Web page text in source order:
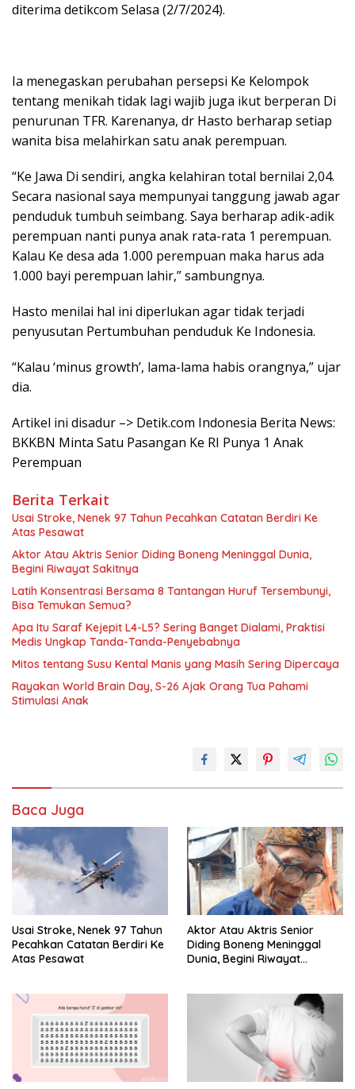
diterima detikcom Selasa (2/7/2024).
Ia menegaskan perubahan persepsi Ke Kelompok
tentang menikah tidak lagi wajib juga ikut berperan Di
penurunan TFR. Karenanya, dr Hasto berharap setiap
wanita bisa melahirkan satu anak perempuan.
“Ke Jawa Di sendiri, angka kelahiran total bernilai 2,04.
Secara nasional saya mempunyai tanggung jawab agar
penduduk tumbuh seimbang. Saya berharap adik-adik
perempuan nanti punya anak rata-rata 1 perempuan.
Kalau Ke desa ada 1.000 perempuan maka harus ada
1.000 bayi perempuan lahir,” sambungnya.
Hasto menilai hal ini diperlukan agar tidak terjadi
penyusutan Pertumbuhan penduduk Ke Indonesia.
“Kalau ‘minus growth’, lama-lama habis orangnya,” ujar
dia.
Artikel ini disadur –> Detik.com Indonesia Berita News:
BKKBN Minta Satu Pasangan Ke RI Punya 1 Anak
Perempuan
Berita Terkait
Usai Stroke, Nenek 97 Tahun Pecahkan Catatan Berdiri Ke
Atas Pesawat
Aktor Atau Aktris Senior Diding Boneng Meninggal Dunia,
Begini Riwayat Sakitnya
Latih Konsentrasi Bersama 8 Tantangan Huruf Tersembunyi,
Bisa Temukan Semua?
Apa Itu Saraf Kejepit L4-L5? Sering Banget Dialami, Praktisi
Medis Ungkap Tanda-Tanda-Penyebabnya
Mitos tentang Susu Kental Manis yang Masih Sering Dipercaya
Rayakan World Brain Day, S-26 Ajak Orang Tua Pahami
Stimulasi Anak
Baca Juga
Usai Stroke, Nenek 97 Tahun
Pecahkan Catatan Berdiri Ke
Atas Pesawat
Aktor Atau Aktris Senior
Diding Boneng Meninggal
Dunia, Begini Riwayat